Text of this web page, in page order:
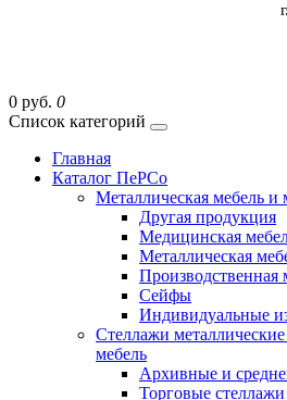
0 руб. 0
Список категорий
Главная
Каталог ПеРСо
Металлическая мебель и
Другая продукция
Медицинская
Металлическая
Производственная
Сейфы
Индивидуальные
Стеллажи
мебель
Архивные и
Торговые